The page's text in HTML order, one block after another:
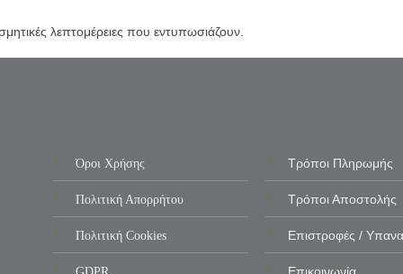
λεπτομέρειες που εντυπωσιάζουν.
Όροι Χρήσης
Πολιτική Απορρήτου
Πολιτική Cookies
Τρόποι Πληρωμής
Τρόποι Αποστολής
Επιστροφές /